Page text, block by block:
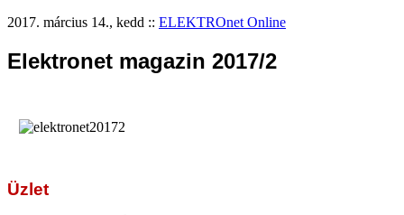
2017. március 14., kedd :: ELEKTROnet Online
Elektronet magazin 2017/2
Üzlet